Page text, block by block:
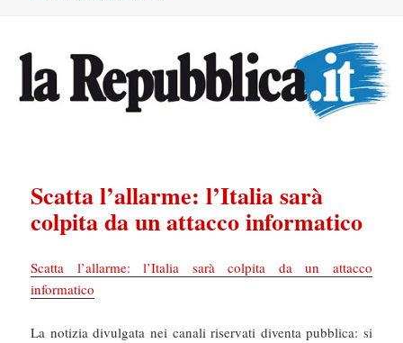
Scatta l’allarme: l’Italia sarà
colpita da un attacco informatico
Scatta l’allarme: l’Italia sarà colpita da un attacco
informatico
La notizia divulgata nei canali riservati diventa pubblica: si